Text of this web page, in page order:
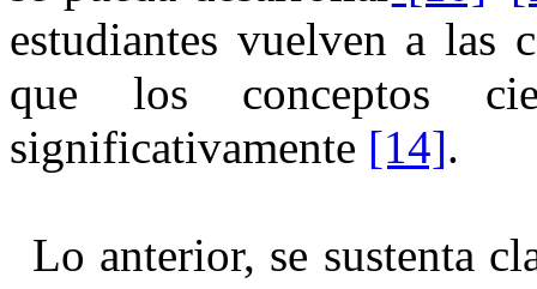
estudiantes vuelven a las
que los conceptos
significativamente [14]⁠.
Lo anterior, se sustenta